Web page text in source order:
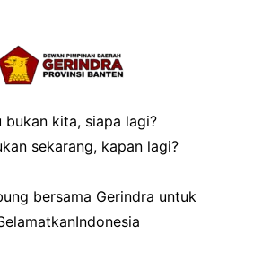
bukan kita, siapa lagi?
sekarang, kapan lagi?
bersama Gerindra untuk